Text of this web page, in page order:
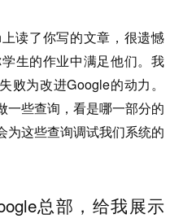
读了你写的文章，很遗憾
生的作业中满足他们。我
败为改进Google的动力。
一些查询，看是哪一部分的
为这些查询调试我们系统的
总部，给我展示